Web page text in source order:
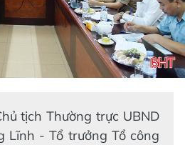
tịch Thường trực UBND
Lĩnh - Tổ trưởng Tổ công